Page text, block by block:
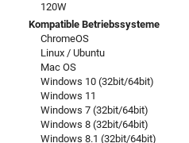
120W
Kompatible Betriebssysteme
ChromeOS
Linux / Ubuntu
Mac OS
Windows 10 (32bit/64bit)
Windows 11
Windows 7 (32bit/64bit)
Windows 8 (32bit/64bit)
Windows 8.1 (32bit/64bit)